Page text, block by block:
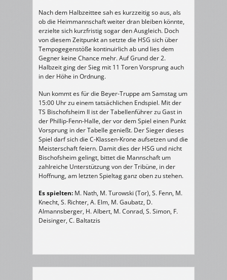
Nach dem Halbzeittee sah es kurzzeitig so aus, als
ob die Heimmannschaft weiter dran bleiben könnte,
erzielte sich kurzfristig sogar den Ausgleich. Doch
von diesem Zeitpunkt an setzte die HSG sich über
Tempogegenstöße kontinuirlich ab und lies dem
Gegner keine Chance mehr. Auf Grund der 2.
Halbzeit ging der Sieg mit 11 Toren Vorsprung auch
in der Höhe in Ordnung.
Nun kommt es für die Beyer-Truppe am Samstag um
15:00 Uhr zu einem tatsächlichen Endspiel. Mit der
TS Bischofsheim II ist der Tabellenführer zu Gast in
der Phillip-Fenn-Halle, der vor dem Spiel einen Punkt
Vorsprung in der Tabelle genießt. Der Sieger dieses
Spiel darf sich die C-Klassen-Krone aufsetzen und die
Meisterschaft feiern. Damit dies der HSG und nicht
Bischofsheim gelingt, bittet die Mannschaft um
zahlreiche Unterstützung von der Tribüne, in der
Hoffnung, am letzten Spieltag ganz oben zu stehen.
Es spielten: M. Nath, M. Turowski (Tor), S. Fenn, M.
Knecht, S. Richter, A. Elm, M. Gaubatz, D.
Almannsberger, H. Albert, M. Conrad, S. Simon, F.
Deisinger, C. Baltatzis